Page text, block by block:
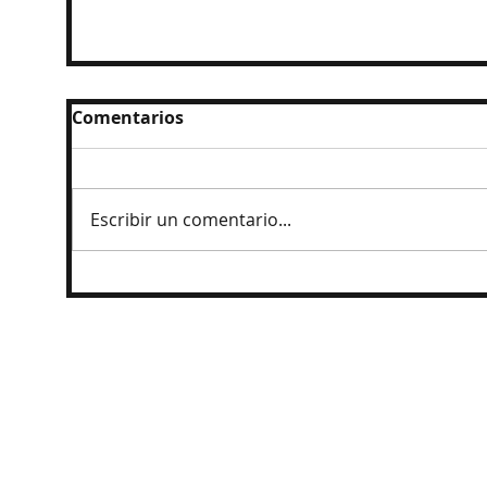
Comentarios
Escribir un comentario...